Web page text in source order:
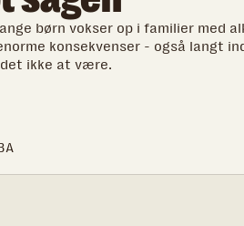
børn vokser op i familier med
konsekvenser - også langt
ikke at være.